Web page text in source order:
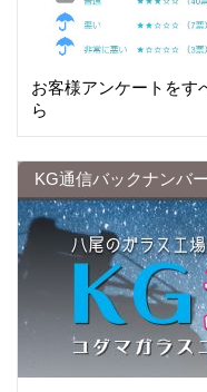
お客様アンケートをす
ら
KG通信バックナンバー